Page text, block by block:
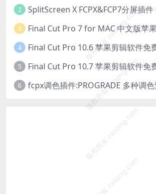
2
3
4 Final Cut Pro 10.6 苹果剪辑软件免
5 Final Cut Pro 10.7 苹果剪辑软件免
6 fcpx调色插件:PROGRADE 多种调
版权所有 zaoang.com
版权所有 zaoang.com
版权所有 zaoang.com